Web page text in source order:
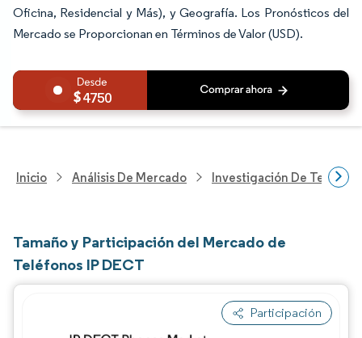
Oficina, Residencial y Más), y Geografía. Los Pronósticos del
Mercado se Proporcionan en Términos de Valor (USD).
4750
Inicio Análisis De Mercado Investigación De
Tamaño y Participación del Mercado de
Teléfonos IP DECT
Participación